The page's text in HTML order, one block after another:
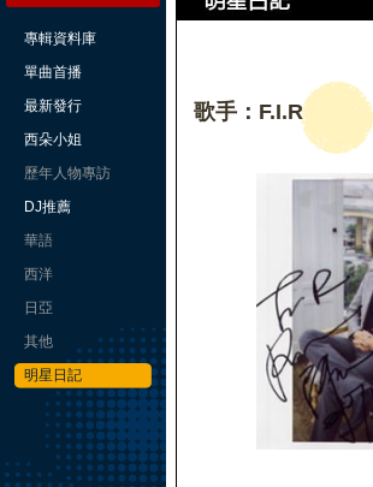
專輯資料庫
單曲首播
最新發行
西朵小姐
歷年人物專訪
DJ推薦
華語
西洋
日亞
其他
明星日記
歌手：F.I.R